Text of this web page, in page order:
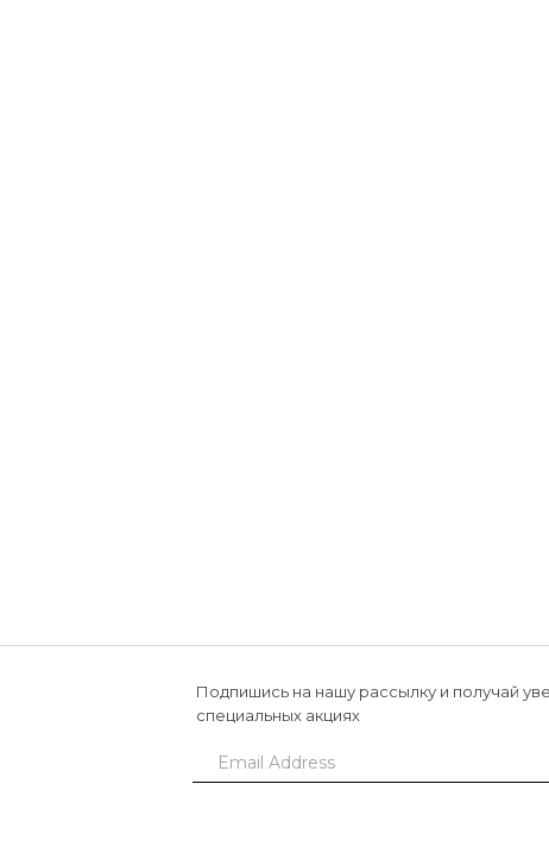
Подпишись на нашу рассылку и получай
специальных акциях